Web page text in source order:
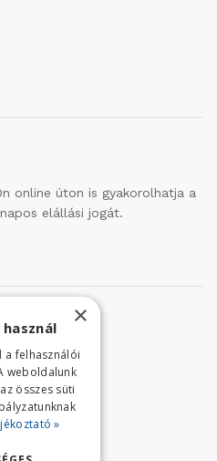
online úton is gyakorolhatja a
elállási jogát.
út 17.
324
771
×
a felhasználói
weboldalunk
összes süti
»